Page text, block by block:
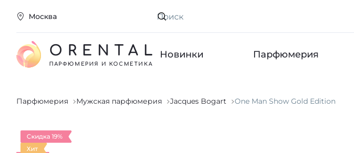
Москва Искать
ORENTAL
ПАРФЮМЕРИЯ И КОСМЕТИКА
Новинки Парфюмерия
Парфюмерия Мужская парфюмерия Jacques Bogart One Man Show Gold Edition
Скидка 19%
Хит